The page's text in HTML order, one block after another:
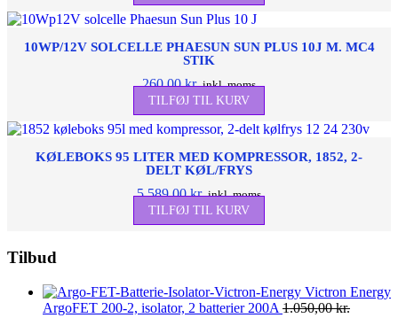
10WP/12V SOLCELLE PHAESUN SUN PLUS 10J M. MC4
STIK
260,00kr. inkl. moms
TILFØJ TIL KURV
KØLEBOKS 95 LITER MED KOMPRESSOR, 1852, 2-
DELT KØL/FRYS
5.589,00kr. inkl. moms
TILFØJ TIL KURV
Tilbud
Victron Energy
ArgoFET 200-2, isolator, 2 batterier 200A 1.050,00kr.